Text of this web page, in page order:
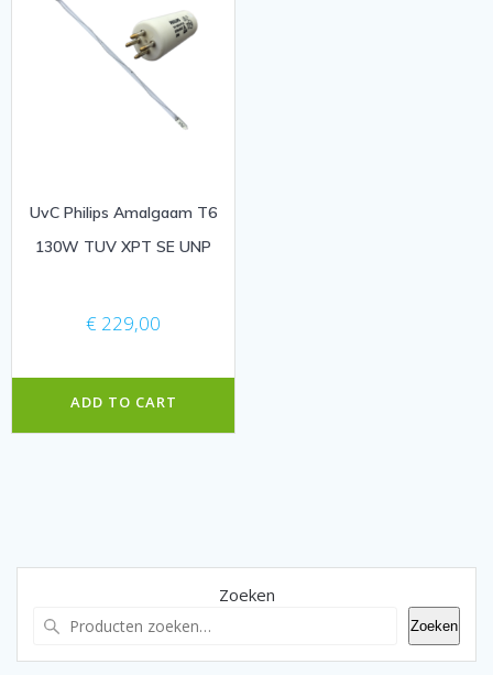
UvC Philips Amalgaam T6
130W TUV XPT SE UNP
€ 229,00
ADD TO CART
Zoeken
Zoeken